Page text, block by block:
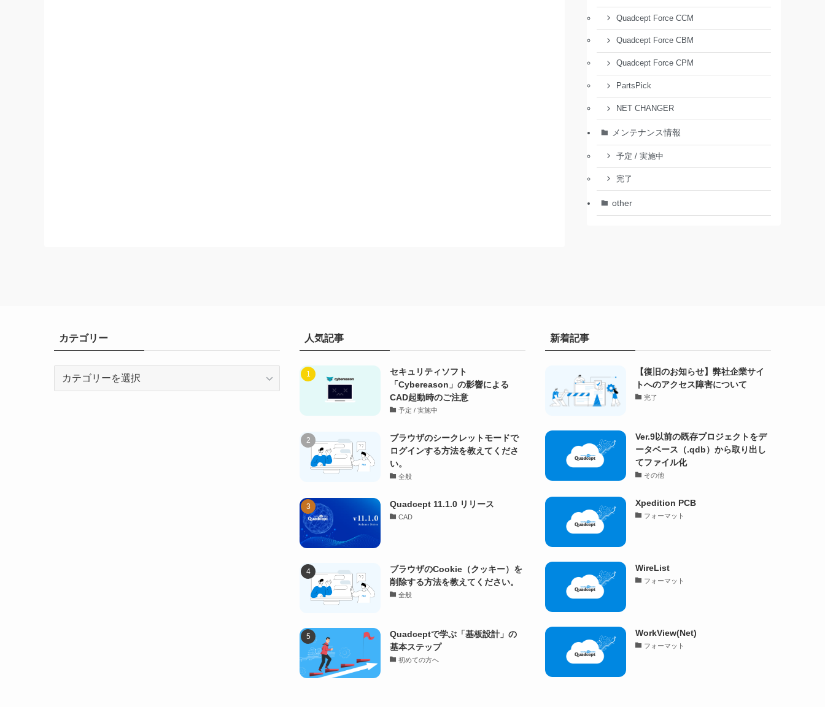
Quadcept Force CCM
Quadcept Force CBM
Quadcept Force CPM
PartsPick
NET CHANGER
メンテナンス情報
予定 / 実施中
完了
other
カテゴリー 人気記事
セキュリティソフト
「Cybereason」の影響による
CAD起動時のご注意
予定 / 実施中
ブラウザのシークレットモードで
ログインする方法を教えてくださ
い。
全般
Quadcept 11.1.0 リリース
CAD
ブラウザのCookie（クッキー）を
削除する方法を教えてください。
全般
Quadceptで学ぶ「基板設計」の
基本ステップ
初めての方へ
新着記事
【復旧のお知らせ】弊社企業サイ
トへのアクセス障害について
完了
Ver.9以前の既存プロジェクトをデ
ータベース（.qdb）から取り出し
てファイル化
その他
Xpedition PCB
フォーマット
WireList
フォーマット
WorkView(Net)
フォーマット